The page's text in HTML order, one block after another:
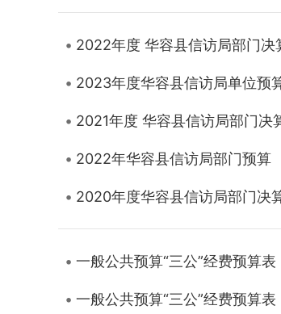
2022年度 华容县信访局部门决
2023年度华容县信访局单位预
2021年度 华容县信访局部门决
2022年华容县信访局部门预算
2020年度华容县信访局部门决
一般公共预算“三公”经费预算表
一般公共预算“三公”经费预算表